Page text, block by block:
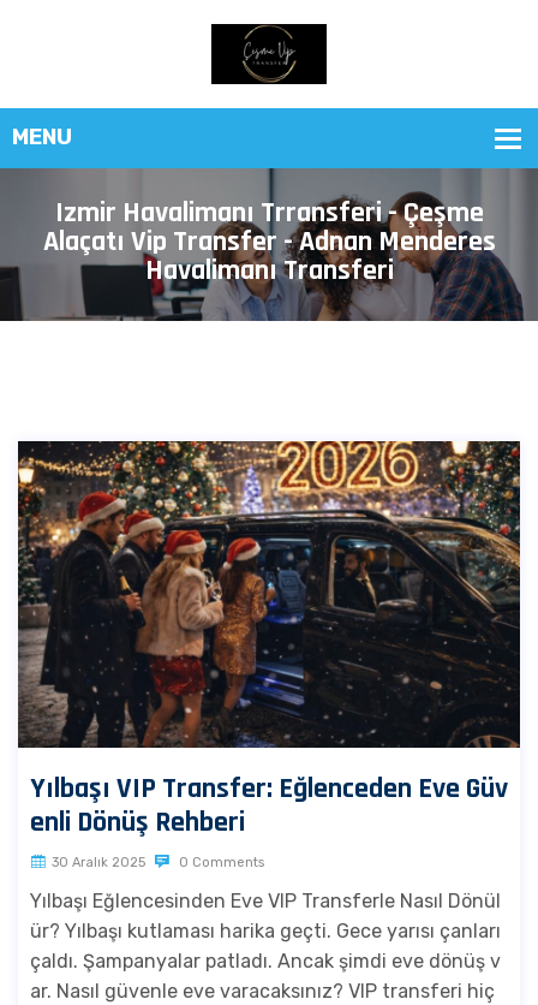
Izmir Havalimanı Trransferi - Çeşme
Alaçatı Vip Transfer - Adnan Menderes
Havalimanı Transferi
Yılbaşı VIP Transfer: Eğlenceden Eve Güv
enli Dönüş Rehberi
30 Aralık 2025 0 Comments
Yılbaşı Eğlencesinden Eve VIP Transferle Nasıl Dönül
ür? Yılbaşı kutlaması harika geçti. Gece yarısı çanları
çaldı. Şampanyalar patladı. Ancak şimdi eve dönüş v
ar. Nasıl güvenle eve varacaksınız? VIP transferi hiç